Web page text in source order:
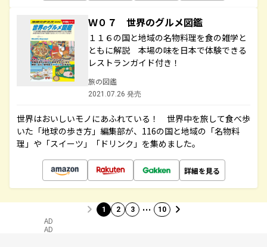
Ｗ０７ 世界のグルメ図鑑
１１６の国と地域の名物料理を食の雑学と
ともに解説 本場の味を日本で体験できる
レストランガイド付き！
旅の図鑑
2021.07.26 発売
世界はおいしいモノにあふれている！ 世界中を旅して食べ歩
いた「地球の歩き方」編集部が、116の国と地域の「名物料
理」や「スイーツ」「ドリンク」を集めました。
詳細を見る
1 2 3 … 10
AD
AD